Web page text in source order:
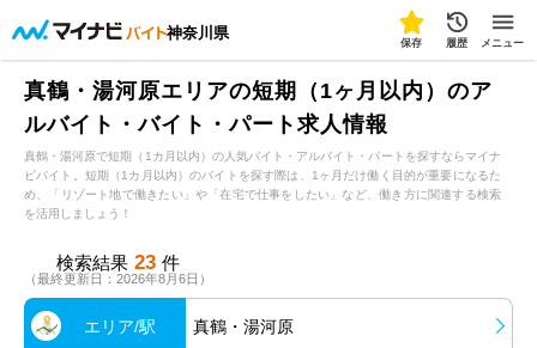
神奈川県
保存 履歴 メニュー
真鶴・湯河原エリアの短期（1ヶ月以内）のア
ルバイト・バイト・パート求人情報
真鶴・湯河原で短期（1カ月以内）の人気バイト・アルバイト・パートを探すならマイナ
ビバイト。短期（1カ月以内）のバイトを探す際は、1ヶ月だけ働く目的が重要になるた
め、「リゾート地で働きたい」や「在宅で仕事をしたい」など、働き方に関連する検索
を活用しましょう！
検索結果 23 件
（最終更新日：2026年8月6日）
エリア/駅 真鶴・湯河原